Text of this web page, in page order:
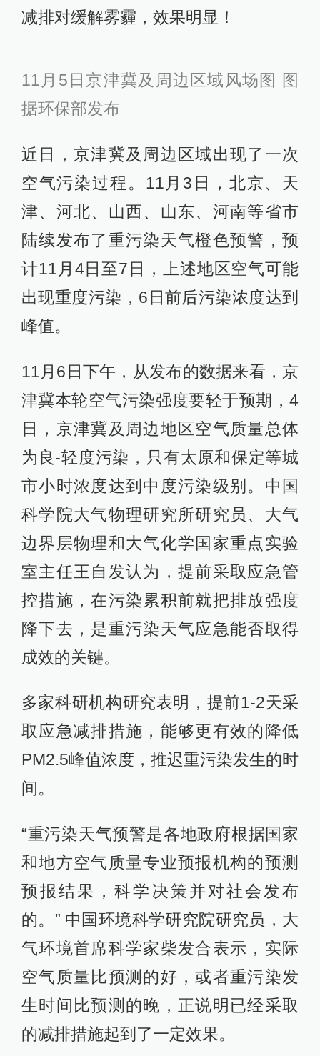
减排对缓解雾霾，效果明显！
11月5日京津冀及周边区域风场图 图
据环保部发布
近日，京津冀及周边区域出现了一次
空气污染过程。11月3日，北京、天
津、河北、山西、山东、河南等省市
陆续发布了重污染天气橙色预警，预
计11月4日至7日，上述地区空气可能
出现重度污染，6日前后污染浓度达到
峰值。
11月6日下午，从发布的数据来看，京
津冀本轮空气污染强度要轻于预期，4
日，京津冀及周边地区空气质量总体
为良-轻度污染，只有太原和保定等城
市小时浓度达到中度污染级别。中国
科学院大气物理研究所研究员、大气
边界层物理和大气化学国家重点实验
室主任王自发认为，提前采取应急管
控措施，在污染累积前就把排放强度
降下去，是重污染天气应急能否取得
成效的关键。
多家科研机构研究表明，提前1-2天采
取应急减排措施，能够更有效的降低
PM2.5峰值浓度，推迟重污染发生的时
间。
“重污染天气预警是各地政府根据国家
和地方空气质量专业预报机构的预测
预报结果，科学决策并对社会发布
的。” 中国环境科学研究院研究员，大
气环境首席科学家柴发合表示，实际
空气质量比预测的好，或者重污染发
生时间比预测的晚，正说明已经采取
的减排措施起到了一定效果。